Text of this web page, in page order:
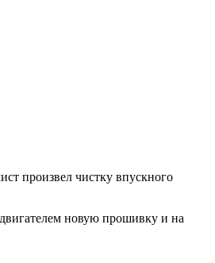
произвел чистку впускного
новую прошивку и на